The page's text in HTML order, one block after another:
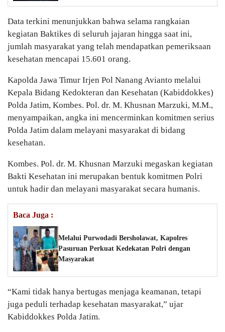
Data terkini menunjukkan bahwa selama rangkaian
kegiatan Baktikes di seluruh jajaran hingga saat ini,
jumlah masyarakat yang telah mendapatkan pemeriksaan
kesehatan mencapai 15.601 orang.
Kapolda Jawa Timur Irjen Pol Nanang Avianto melalui
Kepala Bidang Kedokteran dan Kesehatan (Kabiddokkes)
Polda Jatim, Kombes. Pol. dr. M. Khusnan Marzuki, M.M.,
menyampaikan, angka ini mencerminkan komitmen serius
Polda Jatim dalam melayani masyarakat di bidang
kesehatan.
Kombes. Pol. dr. M. Khusnan Marzuki megaskan kegiatan
Bakti Kesehatan ini merupakan bentuk komitmen Polri
untuk hadir dan melayani masyarakat secara humanis.
Baca Juga :
Melalui Purwodadi Bersholawat, Kapolres
Pasuruan Perkuat Kedekatan Polri dengan
Masyarakat
“Kami tidak hanya bertugas menjaga keamanan, tetapi
juga peduli terhadap kesehatan masyarakat,” ujar
Kabiddokkes Polda Jatim.